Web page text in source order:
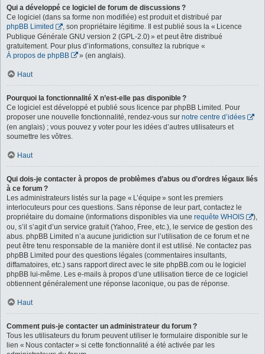
Qui a développé ce logiciel de forum de discussions ?
Ce logiciel (dans sa forme non modifiée) est produit et distribué par
phpBB Limited
, son propriétaire légitime. Il est publié sous la « Licence
Publique Générale GNU version 2 (GPL-2.0) » et peut être distribué
gratuitement. Pour plus d’informations, consultez la rubrique «
À propos de phpBB
» (en anglais).
Haut
Pourquoi la fonctionnalité X n’est-elle pas disponible ?
Ce logiciel est développé et publié sous licence par phpBB Limited. Pour
proposer une nouvelle fonctionnalité, rendez-vous sur notre centre d’idées
(en anglais) ; vous pouvez y voter pour les idées d’autres utilisateurs et
soumettre les vôtres.
Haut
Qui dois-je contacter à propos de problèmes d’abus ou d’ordres légaux liés
à ce forum ?
Les administrateurs listés sur la page « L’équipe » sont les premiers
interlocuteurs pour ces questions. Sans réponse de leur part, contactez le
propriétaire du domaine (informations disponibles via une requête WHOIS
),
ou, s’il s’agit d’un service gratuit (Yahoo, Free, etc.), le service de gestion des
abus. phpBB Limited n’a aucune juridiction sur l’utilisation de ce forum et ne
peut être tenu responsable de la manière dont il est utilisé. Ne contactez pas
phpBB Limited pour des questions légales (commentaires insultants,
diffamatoires, etc.) sans rapport direct avec le site phpBB.com ou le logiciel
phpBB lui-même. Les e-mails à propos d’une utilisation tierce de ce logiciel
obtiennent généralement une réponse laconique, ou pas de réponse.
Haut
Comment puis-je contacter un administrateur du forum ?
Tous les utilisateurs du forum peuvent utiliser le formulaire disponible sur le
lien « Nous contacter » si cette fonctionnalité a été activée par les